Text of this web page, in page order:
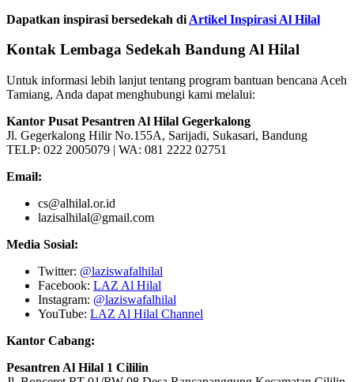
Dapatkan inspirasi bersedekah di Artikel Inspirasi Al Hilal
Kontak Lembaga Sedekah Bandung Al Hilal
Untuk informasi lebih lanjut tentang program bantuan bencana Aceh
Tamiang, Anda dapat menghubungi kami melalui:
Kantor Pusat Pesantren Al Hilal Gegerkalong
Jl. Gegerkalong Hilir No.155A, Sarijadi, Sukasari, Bandung
TELP: 022 2005079 | WA: 081 2222 02751
Email:
cs@alhilal.or.id
lazisalhilal@gmail.com
Media Sosial:
Twitter: @laziswafalhilal
Facebook: LAZ Al Hilal
Instagram: @laziswafalhilal
YouTube: LAZ Al Hilal Channel
Kantor Cabang:
Pesantren Al Hilal 1 Cililin